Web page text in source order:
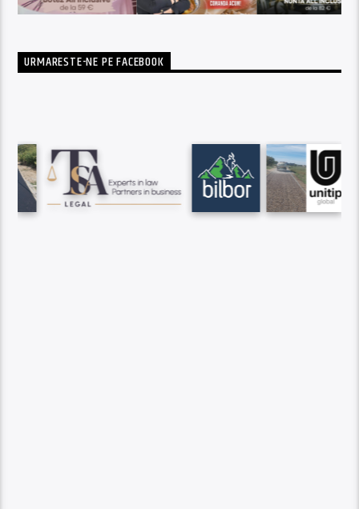
URMARESTE-NE PE FACEBOOK